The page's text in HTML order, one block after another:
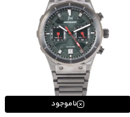
ناموجود